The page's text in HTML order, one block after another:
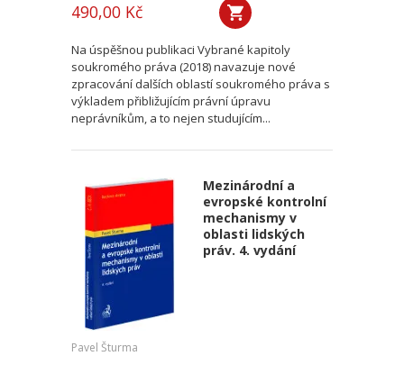
490,00 Kč
Na úspěšnou publikaci Vybrané kapitoly
soukromého práva (2018) navazuje nové
zpracování dalších oblastí soukromého práva s
výkladem přibližujícím právní úpravu
neprávníkům, a to nejen studujícím...
Mezinárodní a
evropské kontrolní
mechanismy v
oblasti lidských
práv. 4. vydání
Pavel Šturma